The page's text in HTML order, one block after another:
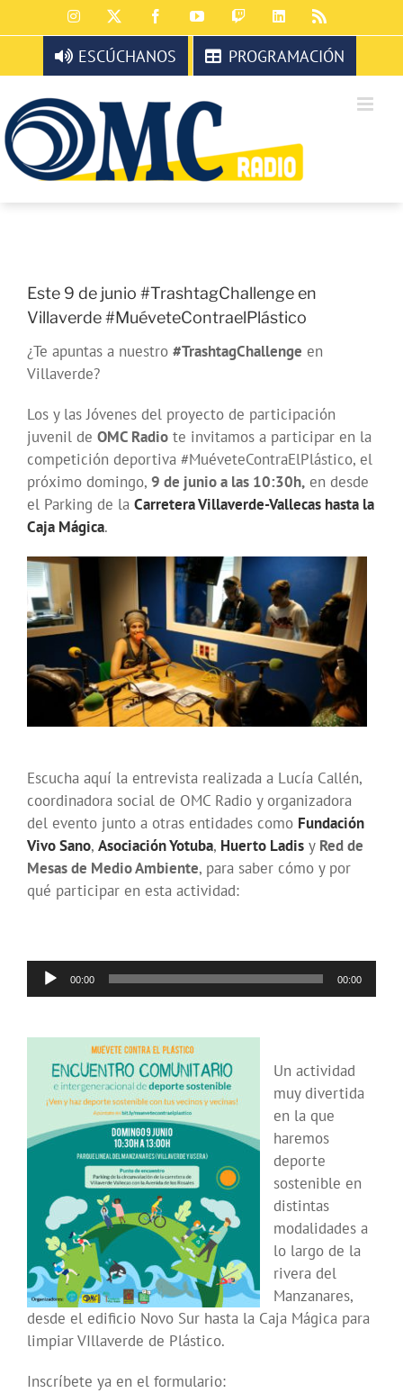
al
contenido
Instagram FacebookYouTubeTwitchLinkedIn
ESCÚCHANOS PROGRAMACIÓN
Este 9 de junio #TrashtagChallenge en
Villaverde #MuéveteContraelPlástico
¿Te apuntas a nuestro #TrashtagChallenge en
Villaverde?
Los y las Jóvenes del proyecto de participación
juvenil de OMC Radio te invitamos a participar en la
competición deportiva #MuéveteContraElPlástico, el
próximo domingo, 9 de junio a las 10:30h, en desde
el Parking de la Carretera Villaverde-Vallecas hasta la
Caja Mágica.
Escucha aquí la entrevista realizada a Lucía Callén,
coordinadora social de OMC Radio y organizadora
del evento junto a otras entidades como Fundación
Vivo Sano, Asociación Yotuba, Huerto Ladis y Red de
Mesas de Medio Ambiente, para saber cómo y por
qué participar en esta actividad:
Reproductor
de
00:00 00:00
Un actividad
muy divertida
en la que
haremos
deporte
sostenible en
distintas
modalidades a
lo largo de la
rivera del
Manzanares,
desde el edificio Novo Sur hasta la Caja Mágica para
limpiar VIllaverde de Plástico.
Inscríbete ya en el formulario: